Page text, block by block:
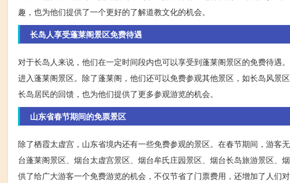
趣，也为他们提供了一个更好的了解道教文化的机会。
长岛人享受蓬莱阁景区免费待遇
对于长岛人来说，他们在一定时间段内也可以享受到蓬莱阁景区的免费待遇
进入蓬莱阁景区。除了蓬莱阁，他们还可以免费参观其他景区，如长岛风景
长岛居民的回馈，也为他们提供了更多参观游览的机会。
山东省春节期间的免票景区
除了栖霞太虚宫，山东省境内还有一些免费参观的景区。在春节期间，游客
台蓬莱阁景区、烟台太虚宫景区、烟台牟氏庄园景区、烟台长岛旅游景区、
供了给广大游客一个免费游览的机会，不仅节省了门票费用，还增加了人们对